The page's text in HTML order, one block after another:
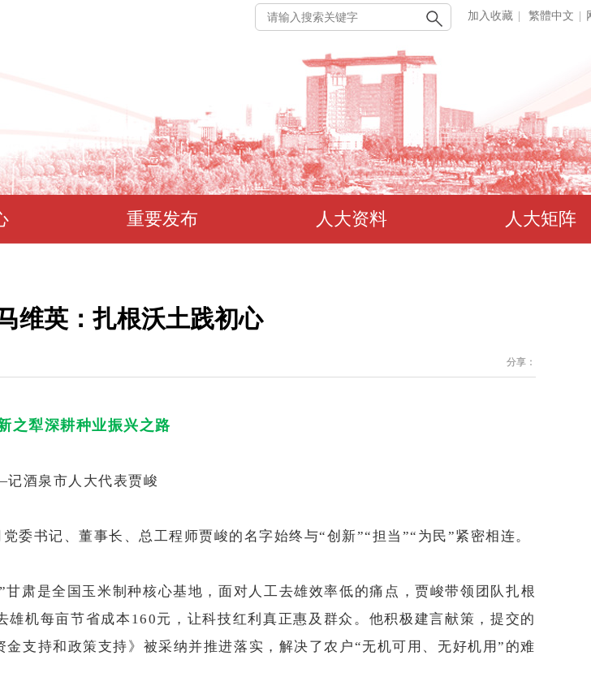
加入收藏 繁體中文
重要发布 人大资料 人大矩阵
维英：扎根沃土践初心
分享：
之犁深耕种业振兴之路
酒泉市人大代表贾峻
委书记、董事长、总工程师贾峻的名字始终与“创新”“担当”“为民”紧密相连。
肃是全国玉米制种核心基地，面对人工去雄效率低的痛点，贾峻带领团队扎根
机每亩节省成本160元，让科技红利真正惠及群众。他积极建言献策，提交的
支持和政策支持》被采纳并推进落实，解决了农户“无机可用、无好机用”的难